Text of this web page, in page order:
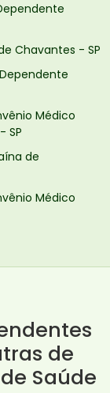
Chavantes - SP
Médico
SP
de
Médico
de
Saúde